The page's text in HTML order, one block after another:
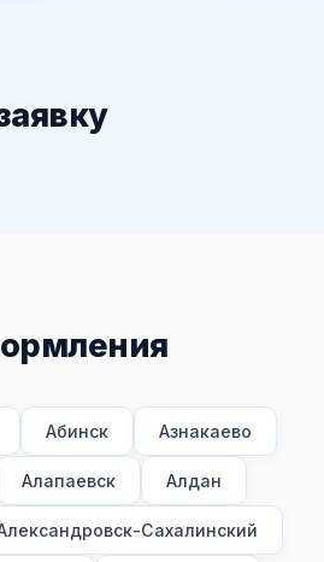
Абинск Азнакаево
Алапаевск Алдан
Сахалинский